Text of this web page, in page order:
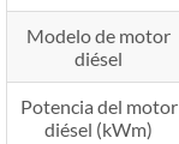
Modelo de motor
diésel
Potencia del motor
diésel (kWm)